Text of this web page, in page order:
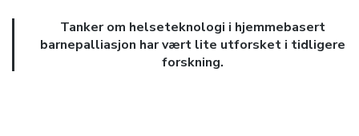
Tanker om helseteknologi i hjemmebasert
barnepalliasjon har vært lite utforsket i tidligere
forskning.